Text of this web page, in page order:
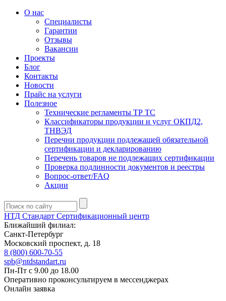
О нас
Специалисты
Гарантии
Отзывы
Вакансии
Проекты
Блог
Контакты
Новости
Прайс на услуги
Полезное
Технические регламенты ТР ТС
Классификаторы продукции и услуг ОКПД2,
ТНВЭД
Перечни продукции подлежащей обязательной
сертификации и декларированию
Перечень товаров не подлежащих сертификации
Проверка подлинности документов и реестры
Вопрос-ответ/FAQ
Акции
НТД Стандарт Сертификационный центр
Ближайший филиал:
Санкт-Петербург
Московский проспект, д. 18
8 (800) 600-70-55
spb@ntdstandart.ru
Пн-Пт с 9.00 до 18.00
Оперативно проконсультируем в мессенджерах
Онлайн заявка